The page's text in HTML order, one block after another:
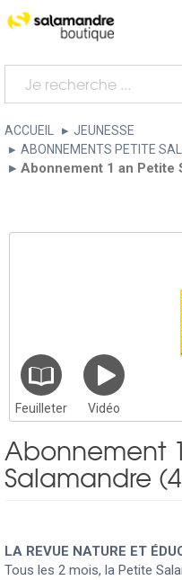
ACCUEIL
JEUNESSE
ABONNEMENTS PETITE
Abonnement 1 an Petite
Feuilleter Vidéo
Abonnement
Salamandre
LA REVUE NATURE ET
Tous les 2 mois, la Petite